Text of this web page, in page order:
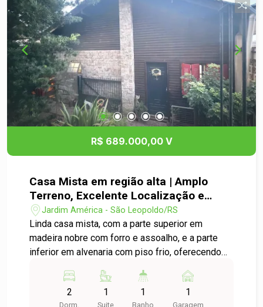
em condomínio fechado, une segurança,
organização e um ambiente ideal para viver
momentos especiais.
R$ 689.000,00 V
Casa Mista em região alta | Amplo
Terreno, Excelente Localização e
Ótima Posição Solar
Jardim América - São Leopoldo/RS
Linda casa mista, com a parte superior em
madeira nobre com forro e assoalho, e a parte
inferior em alvenaria com piso frio, oferecendo
conta com sala de estar, jantar e cozinha
integradas, proporcionando ambientes amplos e
2
Dorm.
1
Suite
1
Banho
1
Garagem